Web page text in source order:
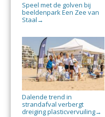
Speel met de golven bij
beeldenpark Een Zee van
Staal →
Dalende trend in
strandafval verbergt
dreiging plasticvervuiling→